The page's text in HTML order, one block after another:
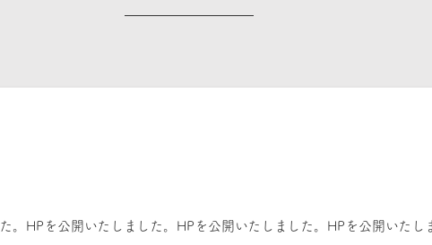
。HPを公開いたしました。HPを公開いたしました。HPを公開いたし